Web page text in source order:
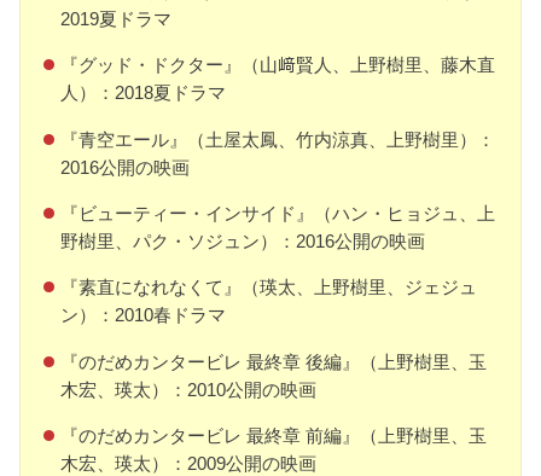
2019夏ドラマ
『グッド・ドクター』（山﨑賢人、上野樹里、藤木直
人）：2018夏ドラマ
『青空エール』（土屋太鳳、竹内涼真、上野樹里）：
2016公開の映画
『ビューティー・インサイド』（ハン・ヒョジュ、上
野樹里、パク・ソジュン）：2016公開の映画
『素直になれなくて』（瑛太、上野樹里、ジェジュ
ン）：2010春ドラマ
『のだめカンタービレ 最終章 後編』（上野樹里、玉
木宏、瑛太）：2010公開の映画
『のだめカンタービレ 最終章 前編』（上野樹里、玉
木宏、瑛太）：2009公開の映画